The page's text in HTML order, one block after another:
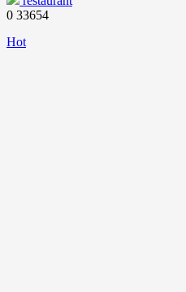
0 33654
Hot